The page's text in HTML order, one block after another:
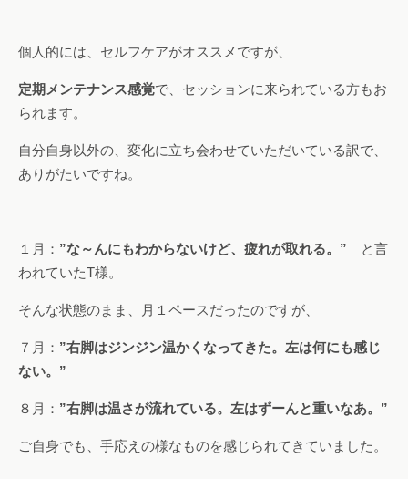
個人的には、セルフケアがオススメですが、
定期メンテナンス感覚で、セッションに来られている方もお
られます。
自分自身以外の、変化に立ち会わせていただいている訳で、
ありがたいですね。
１月： ”な～んにもわからないけど、疲れが取れる。” と言
われていたT様。
そんな状態のまま、月１ペースだったのですが、
７月： ”右脚はジンジン温かくなってきた。左は何にも感じ
ない。”
８月： ”右脚は温さが流れている。左はずーんと重いなあ。”
ご自身でも、手応えの様なものを感じられてきていました。